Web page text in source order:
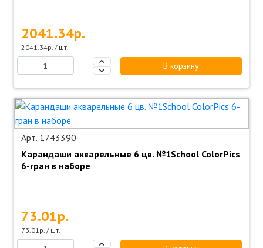
2041.34р.
2041.34р. / шт.
В корзину
Арт. 1743390
Карандаши акварельные 6 цв. №1School ColorPics
6-гран в наборе
73.01р.
73.01р. / шт.